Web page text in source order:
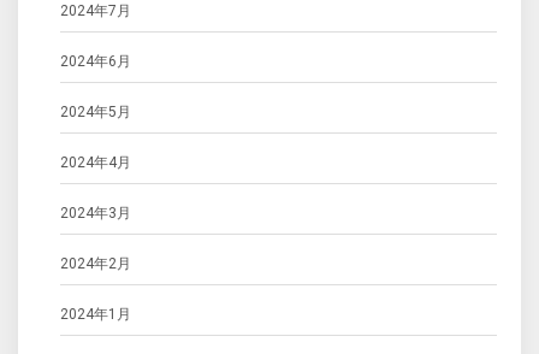
2024年7月
2024年6月
2024年5月
2024年4月
2024年3月
2024年2月
2024年1月